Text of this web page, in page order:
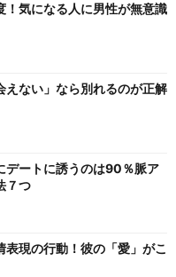
！気になる人に男性が無意識
えない」なら別れるのが正解
デートに誘うのは90％脈ア
７つ
表現の行動！彼の「愛」がこ